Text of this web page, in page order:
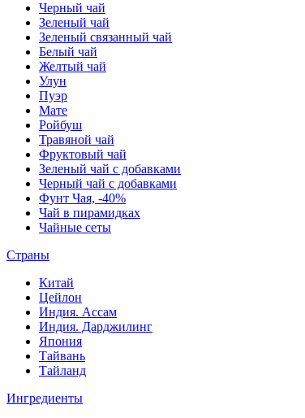
Черный чай
Зеленый чай
Зеленый связанный чай
Белый чай
Желтый чай
Улун
Пуэр
Мате
Ройбуш
Травяной чай
Фруктовый чай
Зеленый чай с добавками
Черный чай с добавками
Фунт Чая, -40%
Чай в пирамидках
Чайные сеты
Страны
Китай
Цейлон
Индия. Ассам
Индия. Дарджилинг
Япония
Тайвань
Тайланд
Ингредиенты